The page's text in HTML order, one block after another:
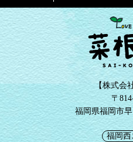
【株式会
〒
福岡県福岡市
福岡西